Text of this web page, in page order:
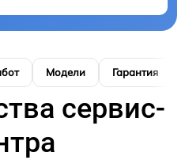
Модели Гарантия
сервис-